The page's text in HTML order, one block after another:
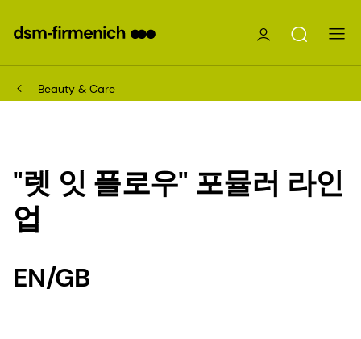
Beauty & Care
"렛 잇 플로우" 포뮬러 라인
업
EN/GB